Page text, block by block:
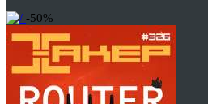
-50%